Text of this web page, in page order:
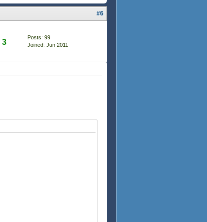
#6
3
Posts: 99
Joined: Jun 2011